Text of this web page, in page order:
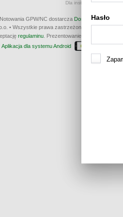
Dla instrumentów
Notowania GPW/NC dostarcza Dom Maklerski BDM
• Wszystkie prawa zastrzeżone • produkcja:
regulaminu . Prezentowanie kwotowania nie
Aplikacja dla systemu Android
Hasło